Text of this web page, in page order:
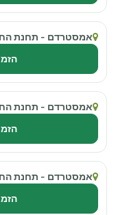
אמסטרדם - תחנת
אמסטרדם - תחנת
אמסטרדם - תחנת